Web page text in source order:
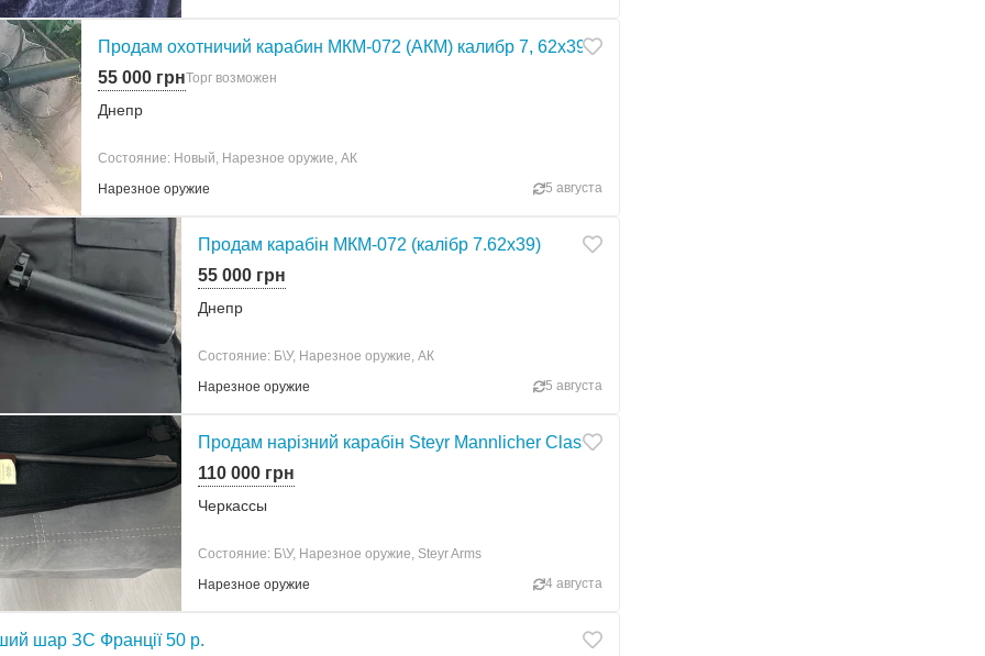
Продам охотничий карабин МКМ-072 (АКМ) калибр 7, 62х39 в отличном тактическом обвесе + глушитель
55 000 грнТорг возможен
Днепр
Состояние: Новый, Нарезное оружие, АК
Нарезное оружие
5 августа
Продам карабін МКМ-072 (калібр 7.62х39)
55 000 грн
Днепр
Состояние: Б\У, Нарезное оружие, АК
Нарезное оружие
5 августа
Продам нарізний карабін Steyr Mannlicher Classic 308 Win
110 000 грн
Черкассы
Состояние: Б\У, Нарезное оружие, Steyr Arms
Нарезное оружие
4 августа
шар ЗС Франції 50 р.